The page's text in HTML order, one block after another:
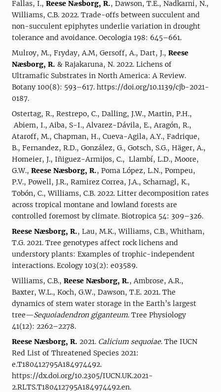
Fallas, I., Reese Nӕsborg, R., Dawson, T.E., Nadkarni, N.,
Williams, C.B. 2022. Trade-offs between succulent and
non-succulent epiphytes underlie variation in drought
tolerance and avoidance. Oecologia 198: 645–661.
Mulroy, M., Fryday, A.M, Gersoff, A., Dart, J., Reese
Næsborg, R. & Rajakaruna, N. 2022. Lichens of
Ultramafic Substrates in North America: A Review.
Botany 100(8): 593–617. https://doi.org/10.1139/cjb-2021-
0187.
Ostertag, R., Restrepo, C., Dalling, J.W., Martin, P.H.,
Abiem, I., Aiba, S-I., Alvarez-Dávila, E., Aragón, R.,
Ataroff, M., Chapman, H., Cueva-Agila, A.Y., Fadrique,
B., Fernandez, R.D., González, G., Gotsch, S.G., Häger, A.,
Homeier, J., Iñiguez-Armijos, C., Llambí, L.D., Moore,
G.W., Reese Næsborg, R., Poma López, L.N., Pompeu,
P.V., Powell, J.R., Ramirez Correa, J.A., Scharnagl, K.,
Tobón, C., Williams, C.B. 2022. Litter decomposition rates
across tropical montane and lowland forests are
controlled foremost by climate. Biotropica 54: 309–326.
Reese Næsborg, R., Lau, M.K., Williams, C.B., Whitham,
T.G. 2021. Tree genotypes affect rock lichens and
understory plants: Examples of trophic-independent
interactions. Ecology 103(2): e03589.
Williams, C.B., Reese Næsborg, R., Ambrose, A.R.,
Baxter, W.L., Koch, G.W., Dawson, T.E. 2021. The
dynamics of stem water storage in the Earth’s largest
tree—Sequoiadendron giganteum. Tree Physiology
41(12): 2262–2278.
Reese Næsborg, R. 2021. Calicium sequoiae. The IUCN
Red List of Threatened Species 2021:
e.T180412795A184974492.
https://dx.doi.org/10.2305/IUCN.UK.2021-
2.RLTS.T180412795A184974492.en.